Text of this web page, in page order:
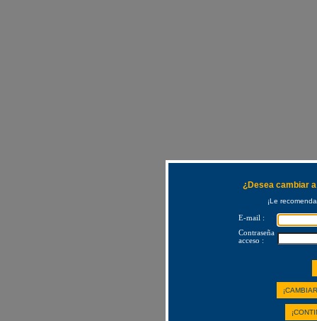
¿Desea cambiar
¡Le
E-mail :
Contraseña
acceso :